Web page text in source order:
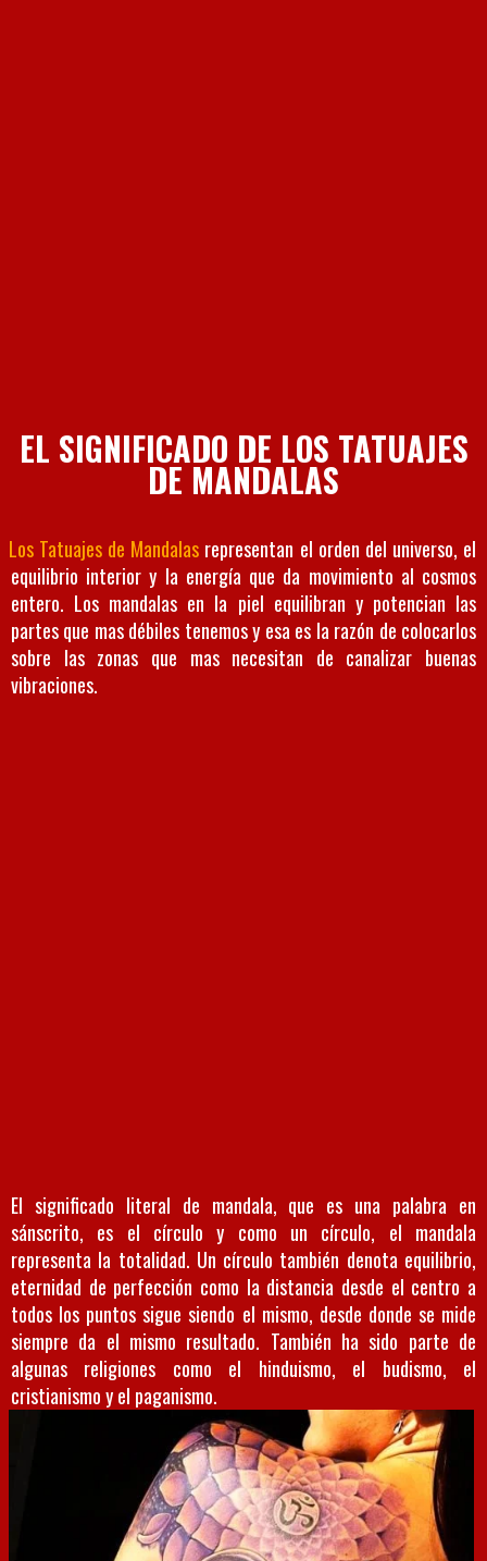
EL SIGNIFICADO DE LOS TATUAJES
DE MANDALAS
Los Tatuajes de Mandalas representan el orden del universo, el
equilibrio interior y la energía que da movimiento al cosmos
entero. Los mandalas en la piel equilibran y potencian las
partes que mas débiles tenemos y esa es la razón de colocarlos
sobre las zonas que mas necesitan de canalizar buenas
vibraciones.
El significado literal de mandala, que es una palabra en
sánscrito, es el círculo y como un círculo, el mandala
representa la totalidad. Un círculo también denota equilibrio,
eternidad de perfección como la distancia desde el centro a
todos los puntos sigue siendo el mismo, desde donde se mide
siempre da el mismo resultado. También ha sido parte de
algunas religiones como el hinduismo, el budismo, el
cristianismo y el paganismo.